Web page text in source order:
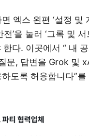
엑스 왼편 ‘설정 및
전’을 눌러 ‘그록 및
한다. 이곳에서 “ 내
문, 답변을 Grok 및
도록 허용합니다”